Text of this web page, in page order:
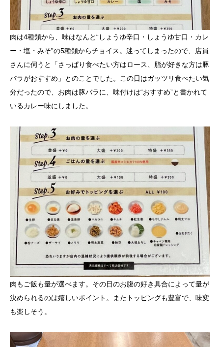
肉は4種類から、味はなんと“しょうゆ辛口・しょうゆ甘口・カレ
ー・塩・みそ”の5種類からチョイス。迷ってしまったので、店員
さんに伺うと「さっぱり食べたい方はロース、脂が好きな方は豚
バラがおすすめ」とのことでした。この日はガッツリ食べたい気
分だったので、お肉は豚バラに、味付けは“おすすめ”と書かれて
いるカレー味にしました。
肉もご飯も量が選べます。その日のお腹の好き具合によって量が
決められるのは嬉しいポイント。またトッピングも豊富で、味変
も楽しそう。